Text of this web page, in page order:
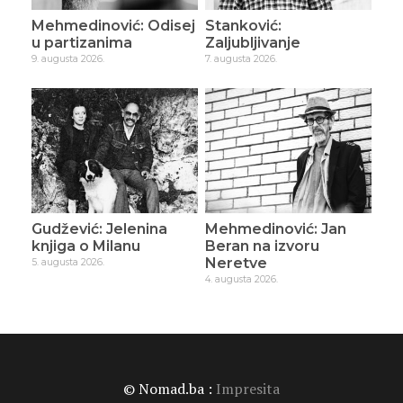
Mehmedinović: Odisej
u partizanima
9. augusta 2026.
Stanković:
Zaljubljivanje
7. augusta 2026.
Gudžević: Jelenina
knjiga o Milanu
5. augusta 2026.
Mehmedinović: Jan
Beran na izvoru
Neretve
4. augusta 2026.
© Nomad.ba : Impresita